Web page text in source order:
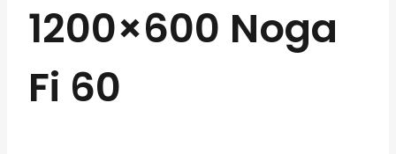
1200×600 Noga
Fi 60